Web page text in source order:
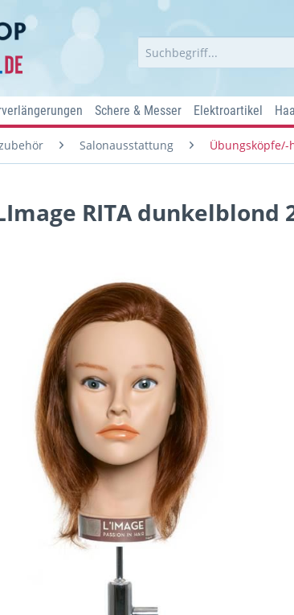
Schere & Messer Elektroartikel
Salonausstattung Übungsköpfe/-
RITA dunkelblond